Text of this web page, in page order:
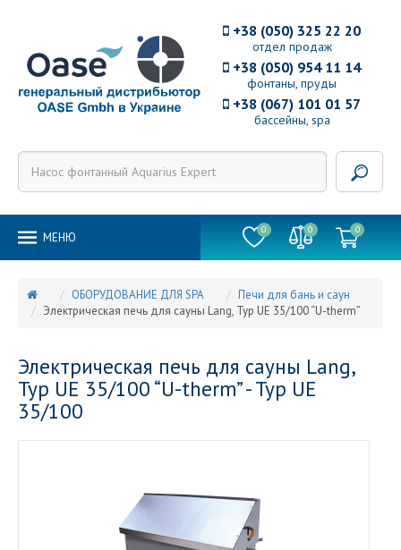
отдел продаж
+38 (050) 325 22 20
фонтаны, пруды
+38 (050) 954 11 14
бассейны, spa
+38 (067) 101 01 57
MEНЮ
0 0 0
ОБОРУДОВАНИЕ ДЛЯ SPA
Печи для бань и саун
Электрическая печь для сауны Lang, Typ UE 35/100 “U-therm”
Электрическая печь для сауны Lang,
Typ UE 35/100 “U-therm” - Typ UE
35/100